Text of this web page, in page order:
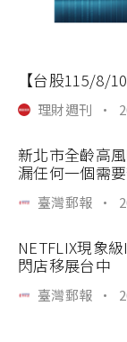
【台股115/8/
理財週刊 ·
新北市全齡高
漏任何一個需
臺灣郵報 ·
NETFLIX現象
閃店移展台中
臺灣郵報 ·